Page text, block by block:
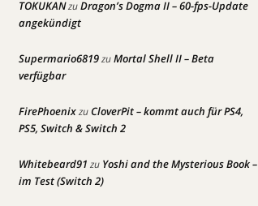
TOKUKANzuDragon’s Dogma II – 60-fps-Update
angekündigt
Supermario6819zuMortal Shell II – Beta
verfügbar
FirePhoenixzuCloverPit – kommt auch für PS4,
PS5, Switch & Switch 2
Whitebeard91 zu Yoshi and the Mysterious Book –
im Test (Switch 2)